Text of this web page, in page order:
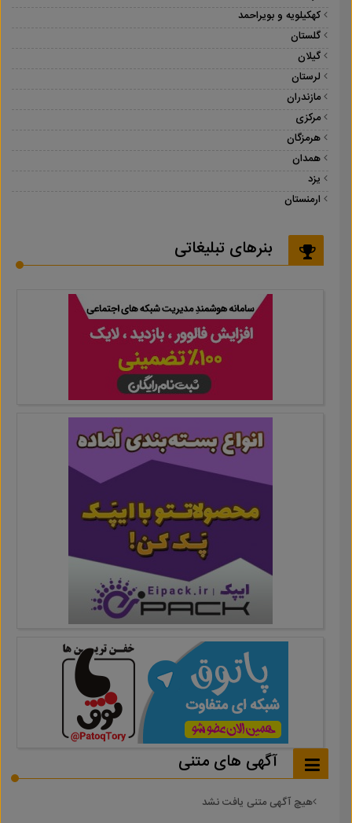
کهکیلویه و بویراحمد
گلستان
گیلان
لرستان
مازندران
مرکزی
هرمزگان
همدان
یزد
ارمنستان
بنرهای تبلیغاتی
آگهی های متنی
هیچ آگهی متنی یافت نشد